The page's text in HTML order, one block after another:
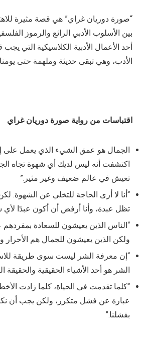
“صورة دوريان غراي” هي قصة مثيرة
بين الأسلوب الأدبي الرائع والرموز
أحد الأعمال الأدبية الكلاسيكية التي
الأدب، وهي تبقى حديثة وملهمة حتى
اقتباسات من رواية صورة دوريان غراي
الجمال هو عمق الشيء الذي يعمل على
اكتشفت أنه ليس لديك أي شهوة تجاه
تعيش في عالم ضعيف وغير مثير.”
“أنا لا أرى الحاجة للتخلي عن الشهوة.
تظل عبدة، وأنا أرفض أن أكون عبدًا
“الناس الذين يعيشون للسعادة بمفردهم
ولكن الذين يعيشون للجمال هم الأحرار
“إن معرفة الشر ليست سوى طريقة
الشر هو أحد الأشياء الحقيقية والحقيقة
“كلما تقدمت في الحياة، كلما زادت
عبارة عن فشل متكرر، ولكن يجب أن
بفشلنا.”